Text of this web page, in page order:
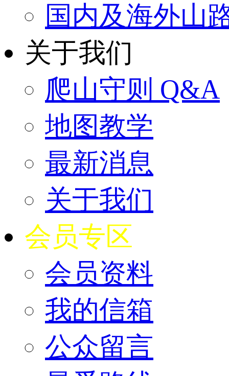
国内及海外山
关于我们
爬山守则 Q&A
地图教学
最新消息
关于我们
会员专区
会员资料
我的信箱
公众留言